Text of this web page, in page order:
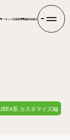
ーネット広告制作実績会社紹介
系 カスタマイズ編